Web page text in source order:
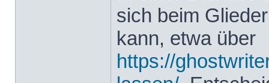
sich beim
kann, etwa über
https://